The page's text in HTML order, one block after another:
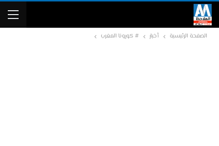
الصفحة الرئيسية أخبار # كورونا المغرب